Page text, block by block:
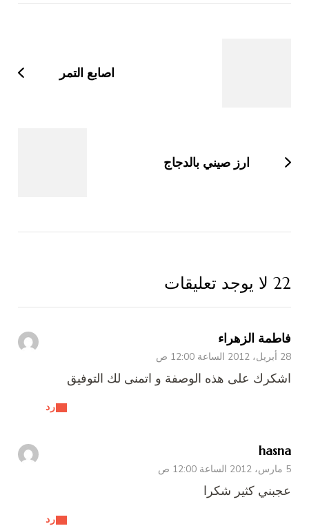
اصابع التمر
ارز صيني بالدجاج
22 لا يوجد تعليقات
فاطمة الزهراء
28 أبريل، 2012 الساعة 12:00 ص
رد
اشكرك على هذه الوصفة و اتمنى لك التوفيق
hasna
5 مارس، 2012 الساعة 12:00 ص
رد
عجبني كثير شكرا